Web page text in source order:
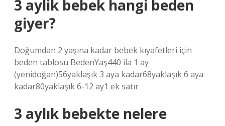
3 aylik bebek hangi beden
giyer?
Doğumdan 2 yaşına kadar bebek kıyafetleri için
beden tablosu BedenYaş440 ila 1 ay
(yenidoğan)56yaklaşık 3 aya kadar68yaklaşık 6 aya
kadar80yaklaşık 6-12 ay1 ek satır
3 aylık bebekte nelere